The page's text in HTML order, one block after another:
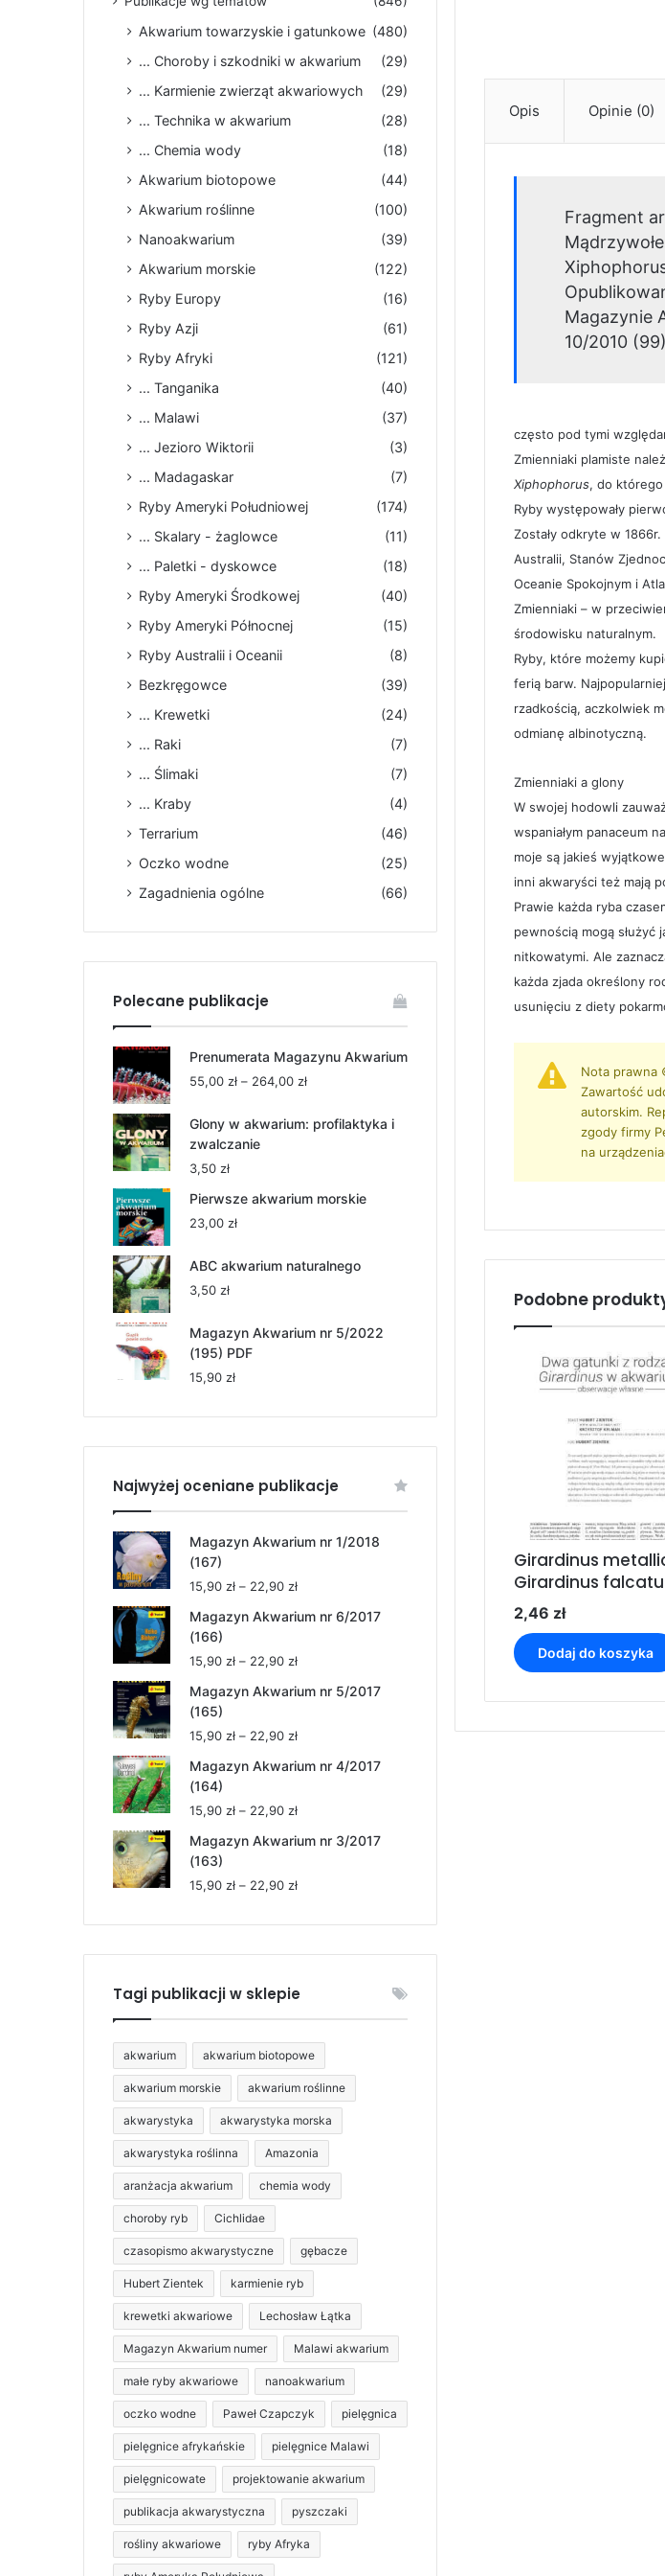
Opis Opinie (0)
Fragment
Magazynie
10/2010
często pod tymi
Zmienniaki plamiste
Xiphophorus, do
Ryby występowały
Zostały odkryte w
Australii, Stanów
Oceanie Spokojnym i
Zmienniaki – w
środowisku naturalnym.
Ryby, które możemy
ferią barw.
rzadkością, aczkolwiek
odmianę albinotyczną.
Zmienniaki a glony
W swojej hodowli
wspaniałym panaceum
moje są jakieś
inni akwaryści też mają
Prawie każda ryba
pewnością mogą służyć
nitkowatymi. Ale
każda zjada określony
usunięciu z diety
Nota prawna
Zawartość
autorskim.
zgody firmy
na
Podobne
Girardinus
Girardinus
2,46 zł
Dodaj do koszyka
Akwarium towarzyskie i gatunkowe (480)
... Choroby i szkodniki w akwarium
(29)
... Karmienie zwierząt akwariowych
(29)
... Technika w akwarium
(28)
... Chemia wody
(18)
Akwarium biotopowe
(44)
Akwarium roślinne
(100)
Nanoakwarium
(39)
Akwarium morskie
(122)
Ryby Europy
(16)
Ryby Azji
(61)
Ryby Afryki
(121)
... Tanganika
(40)
... Malawi
(37)
... Jezioro Wiktorii
(3)
... Madagaskar
(7)
Ryby Ameryki Południowej
(174)
... Skalary - żaglowce
(11)
... Paletki - dyskowce
(18)
Ryby Ameryki Środkowej
(40)
Ryby Ameryki Północnej
(15)
Ryby Australii i Oceanii
(8)
Bezkręgowce
(39)
... Krewetki
(24)
... Raki
(7)
... Ślimaki
(7)
... Kraby
(4)
Terrarium
(46)
Oczko wodne
(25)
Zagadnienia ogólne
(66)
Polecane publikacje
Prenumerata Magazynu Akwarium
55,00 zł – 264,00 złZakres
od
Glony w akwarium: profilaktyka i
zwalczanie
3,50 zł
Pierwsze akwarium morskie
23,00 zł
ABC akwarium naturalnego
3,50 zł
Magazyn Akwarium nr 5/2022
(195) PDF
15,90 zł
Najwyżej oceniane publikacje
Magazyn Akwarium nr 1/2018
(167)
15,90 zł – 22,90 złZakres
od
do
22,90 zł
Magazyn Akwarium nr 6/2017
(166)
15,90 zł – 22,90 złZakres
od
do
22,90 zł
Magazyn Akwarium nr 5/2017
(165)
15,90 zł – 22,90 złZakres
od
do
22,90 zł
Magazyn Akwarium nr 4/2017
(164)
15,90 zł – 22,90 złZakres
od
do
Magazyn Akwarium nr 3/2017
(163)
15,90 zł – 22,90 złZakres
od
Tagi publikacji w sklepie
akwarium akwarium biotopowe
akwarium morskie akwarium roślinne
akwarystyka akwarystyka morska
akwarystyka roślinna Amazonia
aranżacja akwarium chemia wody
choroby ryb Cichlidae
czasopismo akwarystyczne gębacze
Hubert Zientek karmienie ryb
krewetki akwariowe Lechosław Łątka
Magazyn Akwarium numer Malawi akwarium
małe ryby akwariowe nanoakwarium
oczko wodne Paweł Czapczyk pielęgnica
pielęgnice afrykańskie pielęgnice Malawi
pielęgnicowate projektowanie akwarium
publikacja akwarystyczna pyszczaki
rośliny akwariowe ryby Afryka